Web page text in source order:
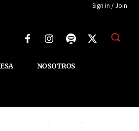
Sign in / Join
NOSOTROS